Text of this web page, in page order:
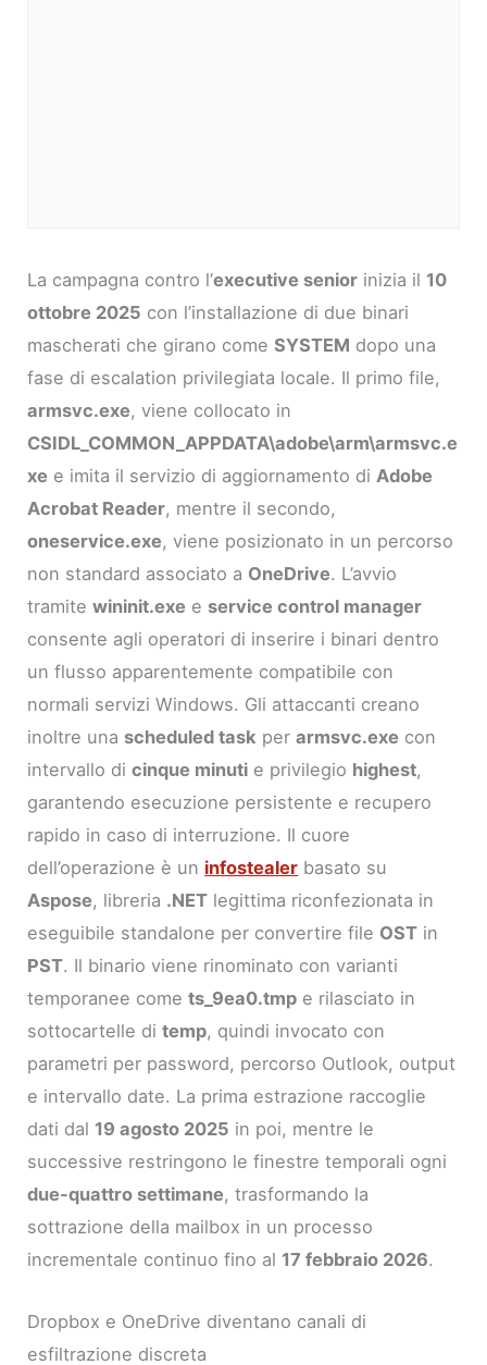
La campagna contro l’executive senior inizia il 10
ottobre 2025 con l’installazione di due binari
mascherati che girano comeSYSTEM dopo una
fase di escalation privilegiata locale. Il primo file,
armsvc.exe, viene collocato in
CSIDL_COMMON_APPDATA\adobe\arm\armsvc.e
xe e imita il servizio di aggiornamento diAdobe
Acrobat Reader, mentre il secondo,
oneservice.exe, viene posizionato in un percorso
non standard associato a OneDrive. L’avvio
tramitewininit.exe e service control manager
consente agli operatori di inserire i binari dentro
un flusso apparentemente compatibile con
normali servizi Windows. Gli attaccanti creano
inoltre una scheduled task perarmsvc.exe con
intervallo dicinque minuti e privilegio highest,
garantendo esecuzione persistente e recupero
rapido in caso di interruzione. Il cuore
dell’operazione è un infostealer basato su
Aspose, libreria .NET legittima riconfezionata in
eseguibile standalone per convertire file OST in
PST. Il binario viene rinominato con varianti
temporanee comets_9ea0.tmp e rilasciato in
sottocartelle ditemp, quindi invocato con
parametri per password, percorso Outlook, output
e intervallo date. La prima estrazione raccoglie
dati dal 19 agosto 2025 in poi, mentre le
successive restringono le finestre temporali ogni
due-quattro settimane, trasformando la
sottrazione della mailbox in un processo
incrementale continuo fino al 17 febbraio 2026.
Dropbox e OneDrive diventano canali di
esfiltrazione discreta